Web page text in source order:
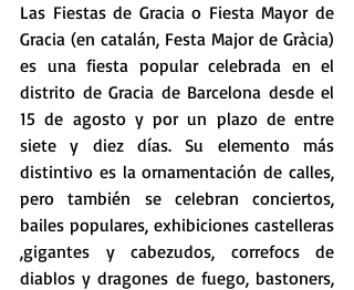
Las Fiestas de Gracia o Fiesta Mayor de
Gracia (en catalán, Festa Major de Gràcia)
es una fiesta popular celebrada en el
distrito de Gracia de Barcelona desde el
15 de agosto y por un plazo de entre
siete y diez días. Su elemento más
distintivo es la ornamentación de calles,
pero también se celebran conciertos,
bailes populares, exhibiciones castelleras
,gigantes y cabezudos, correfocs de
diablos y dragones de fuego, bastoners,